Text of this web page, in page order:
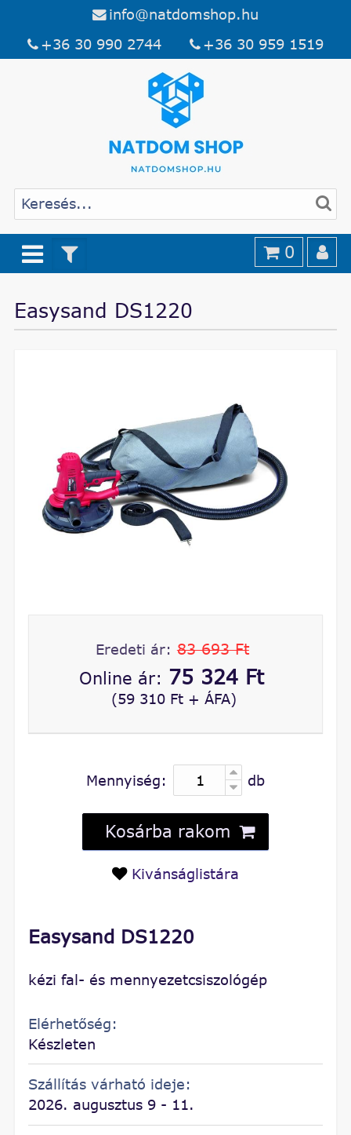
info@natdomshop.hu
+36 30 990 2744
+36 30 959 1519
0
Easysand DS1220
Easysand DS1220
kézi fal- és mennyezetcsiszológép
Elérhetőség:
Készleten
Szállítás várható ideje:
2026. augusztus 9 - 11.
Eredeti ár: 83 693 Ft
Online ár: 75 324 Ft
(59 310 Ft + ÁFA)
Mennyiség: db
Kosárba rakom
Kivánságlistára